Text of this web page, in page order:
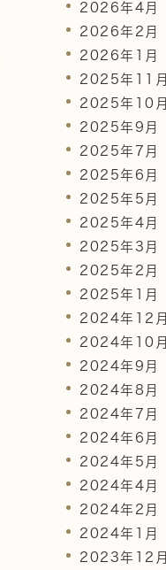
2026年4月
2026年2月
2026年1月
2025年11月
2025年10月
2025年9月
2025年7月
2025年6月
2025年5月
2025年4月
2025年3月
2025年2月
2025年1月
2024年12月
2024年10月
2024年9月
2024年8月
2024年7月
2024年6月
2024年5月
2024年4月
2024年2月
2024年1月
2023年12月